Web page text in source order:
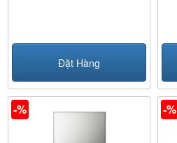
Đặt Hàng
-% -%